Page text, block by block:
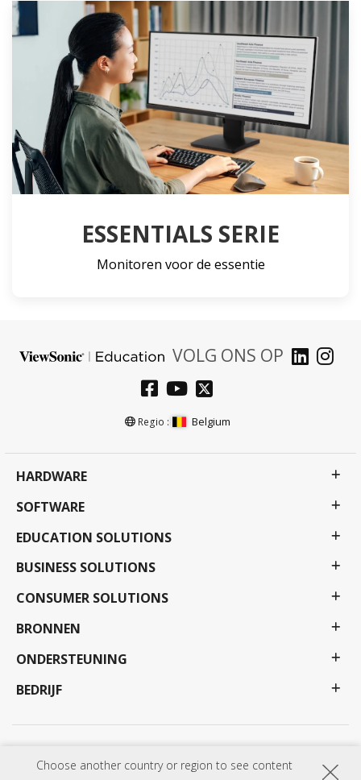
Choose another country or region to see content
ESSENTIALS SERIE
Monitoren voor de essentie
VOLG ONS OP
Regio : Belgium
HARDWARE
SOFTWARE
EDUCATION SOLUTIONS
BUSINESS SOLUTIONS
CONSUMER SOLUTIONS
BRONNEN
ONDERSTEUNING
BEDRIJF
Programma's, specificaties, prijzen en beschikbaarheid kunnen zonder voorafgaande